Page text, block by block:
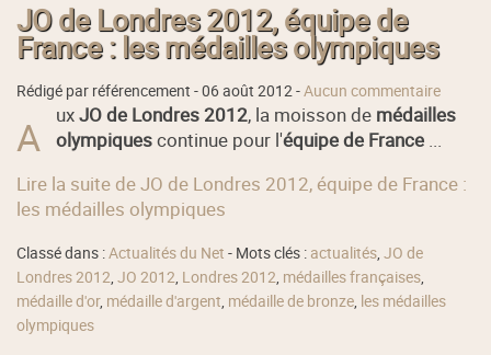
JO de Londres 2012, équipe de
France : les médailles olympiques
Rédigé par référencement -06 août 2012-Aucun commentaire
A uxJO de Londres 2012, la moisson de médailles
olympiquescontinue pour l'équipe de France ...
Lire la suite de JO de Londres 2012, équipe de France :
les médailles olympiques
Classé dans :Actualités du Net - Mots clés : actualités,JO de
Londres 2012,JO 2012, Londres 2012, médailles françaises,
médaille d'or, médaille d'argent, médaille de bronze, les médailles
olympiques